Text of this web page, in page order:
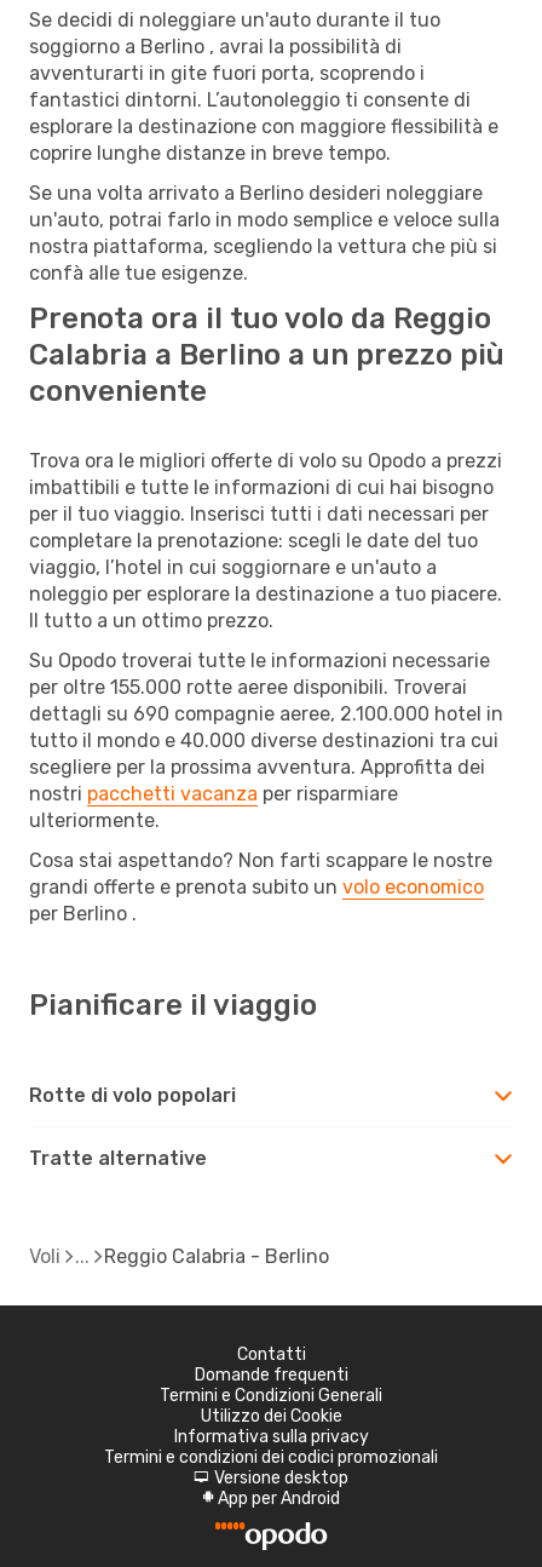
Se decidi di noleggiare un'auto durante il tuo
soggiorno a Berlino , avrai la possibilità di
avventurarti in gite fuori porta, scoprendo i
fantastici dintorni. L’autonoleggio ti consente di
esplorare la destinazione con maggiore flessibilità e
coprire lunghe distanze in breve tempo.
Se una volta arrivato a Berlino desideri noleggiare
un'auto, potrai farlo in modo semplice e veloce sulla
nostra piattaforma, scegliendo la vettura che più si
confà alle tue esigenze.
Prenota ora il tuo volo da Reggio
Calabria a Berlino a un prezzo più
conveniente
Trova ora le migliori offerte di volo su Opodo a prezzi
imbattibili e tutte le informazioni di cui hai bisogno
per il tuo viaggio. Inserisci tutti i dati necessari per
completare la prenotazione: scegli le date del tuo
viaggio, l’hotel in cui soggiornare e un'auto a
noleggio per esplorare la destinazione a tuo piacere.
Il tutto a un ottimo prezzo.
Su Opodo troverai tutte le informazioni necessarie
per oltre 155.000 rotte aeree disponibili. Troverai
dettagli su 690 compagnie aeree, 2.100.000 hotel in
tutto il mondo e 40.000 diverse destinazioni tra cui
scegliere per la prossima avventura. Approfitta dei
nostri pacchetti vacanza per risparmiare
ulteriormente.
Cosa stai aspettando? Non farti scappare le nostre
grandi offerte e prenota subito un volo economico
per Berlino .
Pianificare il viaggio
Rotte di volo popolari
Tratte alternative
Voli Reggio Calabria - Berlino
Contatti
Domande frequenti
Termini e Condizioni Generali
Utilizzo dei Cookie
Informativa sulla privacy
Termini e condizioni dei codici promozionali
d Versione desktop
A App per Android